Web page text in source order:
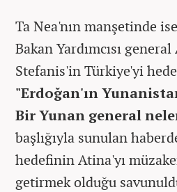
Ta Nea'nın manşetinde
Bakan Yardımcısı
Stefanis'in Türkiye'yi
"Erdoğan'ın
Bir Yunan general
başlığıyla sunulan
hedefinin Atina'yı
getirmek olduğu